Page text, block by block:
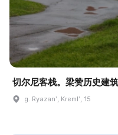
切尔尼客栈。梁赞历史建
g. Ryazanʹ, Kremlʹ, 15